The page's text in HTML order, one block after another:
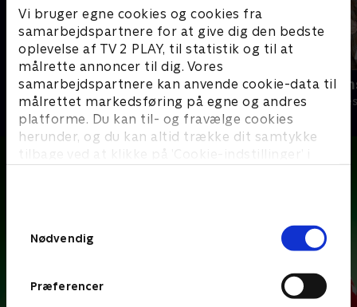
Vi bruger egne cookies og cookies fra
samarbejdspartnere for at give dig den bedste
oplevelse af TV 2 PLAY, til statistik og til at
målrette annoncer til dig. Vores
samarbejdspartnere kan anvende cookie-data til
målrettet markedsføring på egne og andres
platforme. Du kan til- og fravælge cookies
herunder, og du kan altid trække dit samtykke
tilbage ved at klikke på ’Cookie-indstillinger’ i
Nødvendig
Præferencer
Klovn
Komedie • 11 sæsoner
SJIT
Komedie • 5